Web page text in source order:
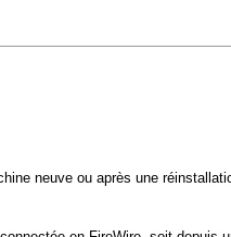
neuve ou après une